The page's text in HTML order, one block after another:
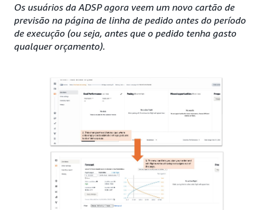
Os usuários da ADSP agora veem um novo cartão de
previsão na página de linha de pedido antes do período
de execução (ou seja, antes que o pedido tenha gasto
qualquer orçamento).